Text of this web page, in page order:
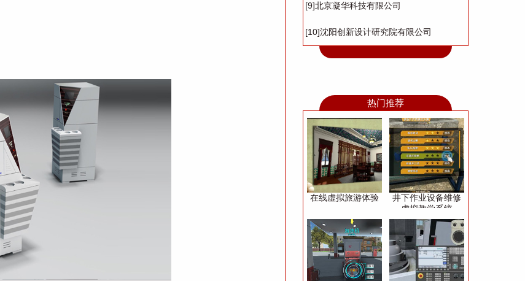
[9]北京凝华科技有限公司
[10]沈阳创新设计研究院有限公司
热门推荐
在线虚拟旅游体验
井下作业设备维修
虚拟教学系统